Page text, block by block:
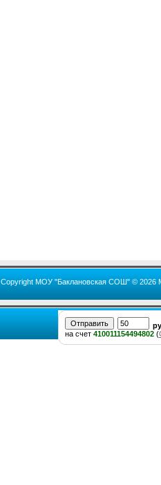
Copyright МОУ "Баклановская СОШ" © 2026
на счет 410011154494802 (